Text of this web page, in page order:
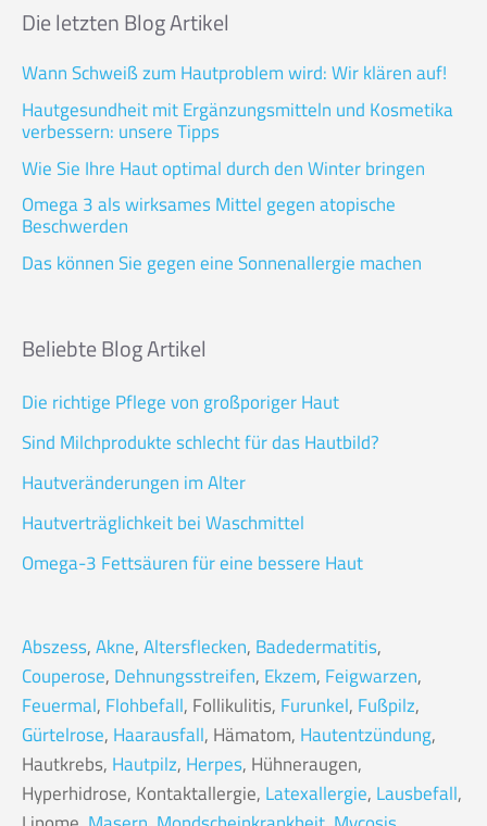
Die letzten Blog Artikel
Wann Schweiß zum Hautproblem wird: Wir klären auf!
Hautgesundheit mit Ergänzungsmitteln und Kosmetika
verbessern: unsere Tipps
Wie Sie Ihre Haut optimal durch den Winter bringen
Omega 3 als wirksames Mittel gegen atopische
Beschwerden
Das können Sie gegen eine Sonnenallergie machen
Beliebte Blog Artikel
Die richtige Pflege von großporiger Haut
Sind Milchprodukte schlecht für das Hautbild?
Hautveränderungen im Alter
Hautverträglichkeit bei Waschmittel
Omega-3 Fettsäuren für eine bessere Haut
Abszess,Akne,Altersflecken, Badedermatitis,
Couperose, Dehnungsstreifen, Ekzem, Feigwarzen,
Feuermal, Flohbefall, Follikulitis, Furunkel, Fußpilz,
Gürtelrose, Haarausfall, Hämatom, Hautentzündung,
Hautkrebs, Hautpilz, Herpes, Hühneraugen,
Hyperhidrose, Kontaktallergie, Latexallergie, Lausbefall,